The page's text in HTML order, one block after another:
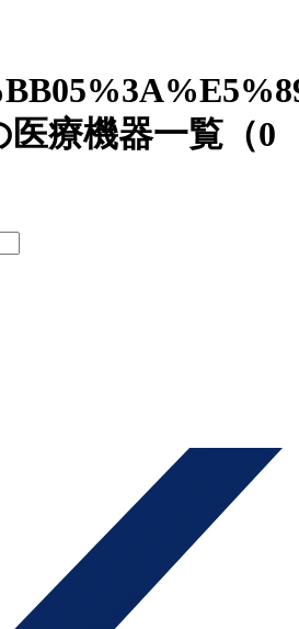
医療機器一覧 （0